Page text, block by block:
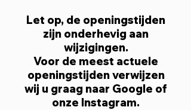
Let op, de openingstijden
zijn onderhevig aan
wijzigingen.
Voor de meest actuele
openingstijden verwijzen
wij u graag naar Google of
onze Instagram.